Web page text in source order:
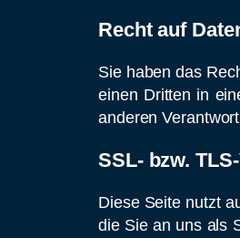
Recht auf
Sie haben das
einen Dritten in
anderen
SSL- bzw.
Diese Seite nutzt
die Sie an uns als